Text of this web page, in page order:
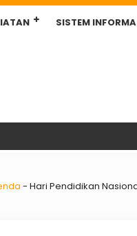
SISTEM
- Hari Pendidikan